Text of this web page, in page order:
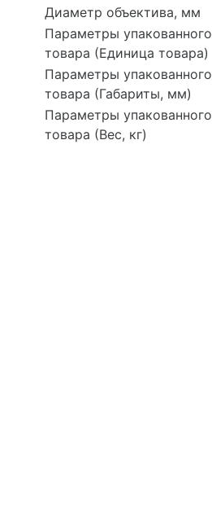
Диаметр объектива, мм
Параметры упакованного
товара (Единица товара)
Параметры упакованного
товара (Габариты, мм)
Параметры упакованного
товара (Вес, кг)